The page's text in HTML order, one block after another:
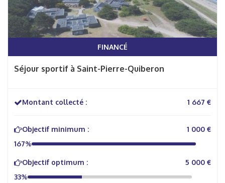
FINANCÉ
Séjour sportif à Saint-Pierre-Quiberon
Montant collecté : 1 667 €
Objectif minimum :
1 000 €
167%
Objectif optimum :
5 000 €
33%